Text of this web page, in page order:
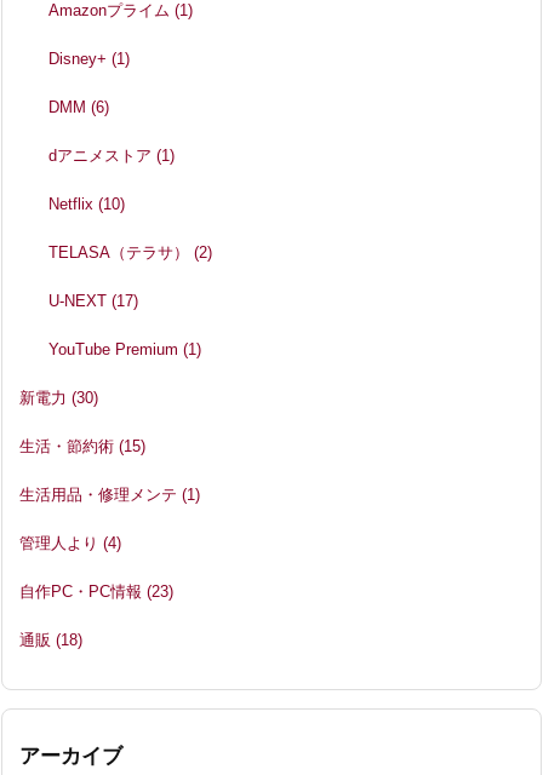
Amazonプライム(1)
Disney+(1)
DMM(6)
dアニメストア(1)
Netflix(10)
TELASA（テラサ）(2)
U-NEXT(17)
YouTube Premium(1)
新電力 (30)
生活・節約術 (15)
生活用品・修理メンテ (1)
管理人より (4)
自作PC・PC情報 (23)
通販 (18)
アーカイブ